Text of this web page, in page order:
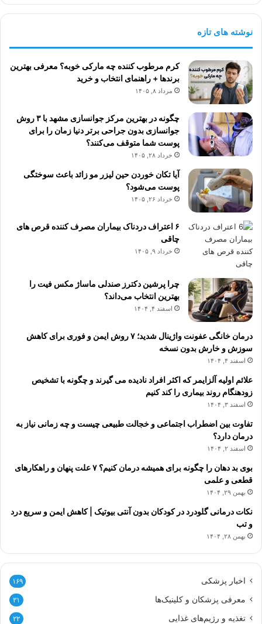
نوشته های تازه
کرم مرطوب کننده چه مارکی خوبه؟ معرفی بهترین
برندها + راهنمای انتخاب و خرید
مرداد ۸, ۱۴۰۵
چگونه در بهترین مرکز جوانسازی مشهد با ۳ روش
جوانسازی بدون جراحی برتر دنیا زمان را برای
پوست شما متوقف می‌کنند؟
خرداد ۲۸, ۱۴۰۵
آیا تکان خوردن حین لیزر مو زائد باعث سوختگی
پوست می‌شود؟
خرداد ۲۶, ۱۴۰۵
۶ اعتراف دردناک بیماران مصرف کننده قرص های
چاقی
خرداد ۹, ۱۴۰۵
چرا پرشین دکترز صندلی ماساژ مکس فیت را
بهترین انتخاب می‌داند؟
اسفند ۴, ۱۴۰۴
درمان خانگی عفونت واژینال شدید؛ ۷ روش ایمن و فوری برای کاهش
سوزش و خارش بدون نسخه
اسفند ۴, ۱۴۰۴
علائم اولیه آلزایمر که اکثر افراد نادیده می گیرند و چگونه با تشخیص
زودهنگام روند بیماری را کند کنیم
اسفند ۳, ۱۴۰۴
تفاوت بین اضطراب اجتماعی و خجالت طبیعی چیست و چه زمانی نیاز به
درمان دارد؟
اسفند ۲, ۱۴۰۴
بوی بد دهان را چگونه برای همیشه درمان کنیم؟ ۷ علت پنهان و راهکارهای
قطعی و علمی
بهمن ۲۹, ۱۴۰۴
نکات درمانی گلودرد در کودکان بدون آنتی بیوتیک | کاهش ایمن و سریع درد
و تب
بهمن ۲۸, ۱۴۰۴
اخبار پزشکی ۱۶۹
معرفی پزشکان و کلینیک‌ها ۳۱
تغذیه و رژیم‌های غذایی ۲۲